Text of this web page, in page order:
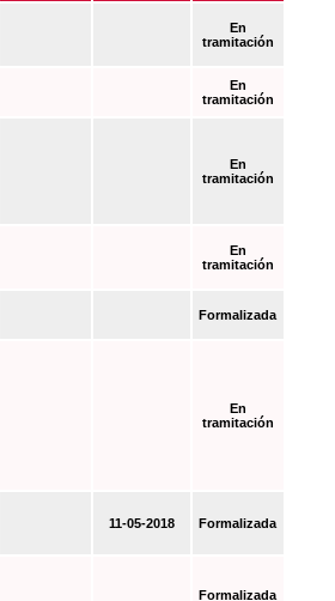
En
tramitación
En
tramitación
En
tramitación
En
tramitación
Formalizada
En
tramitación
11-05-2018 Formalizada
Formalizada